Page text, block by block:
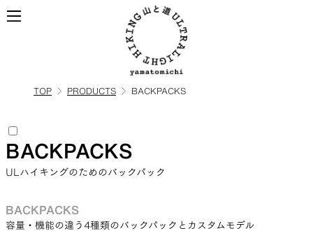
パック
TOP PRODUCTS BACKPACKS
BACKPACKS
ULハイキングのためのバックパック
BACKPACKS
容量・機能の違う4種類のバックパックとカスタムモデル